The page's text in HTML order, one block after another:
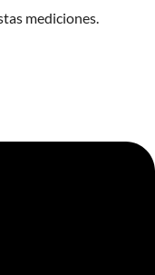
mediciones.